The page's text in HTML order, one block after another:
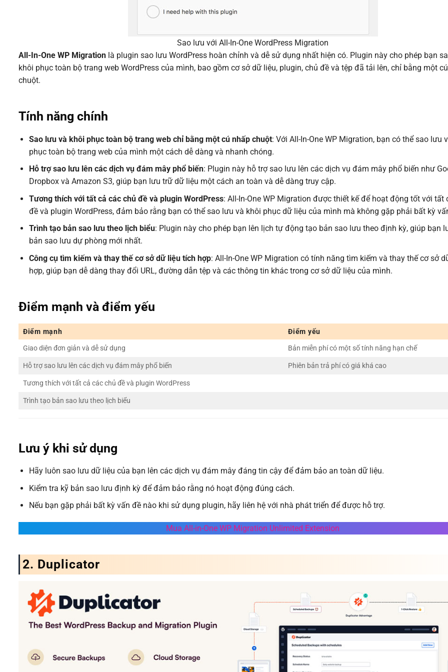
Sao lưu với All-In-One WordPress Migration
All-In-One WP Migration là plugin sao lưu WordPress hoàn chỉnh và dễ sử dụng nhất hiện có. Plugin này cho phép bạn
khôi phục toàn bộ trang web WordPress của mình, bao gồm cơ sở dữ liệu, plugin, chủ đề và tệp đã tải lên, chỉ bằng một
chuột.
Tính năng chính
Sao lưu và khôi phục toàn bộ trang web chỉ bằng một cú nhấp chuột: Với All-In-One WP Migration, bạn có thể sao lưu
phục toàn bộ trang web của mình một cách dễ dàng và nhanh chóng.
Hỗ trợ sao lưu lên các dịch vụ đám mây phổ biến: Plugin này hỗ trợ sao lưu lên các dịch vụ đám mây phổ biến như
Dropbox và Amazon S3, giúp bạn lưu trữ dữ liệu một cách an toàn và dễ dàng truy cập.
Tương thích với tất cả các chủ đề và plugin WordPress: All-In-One WP Migration được thiết kế để hoạt động tốt với tất
đề và plugin WordPress, đảm bảo rằng bạn có thể sao lưu và khôi phục dữ liệu của mình mà không gặp phải bất kỳ
Trình tạo bản sao lưu theo lịch biểu: Plugin này cho phép bạn lên lịch tự động tạo bản sao lưu theo định kỳ, giúp bạn
bản sao lưu dự phòng mới nhất.
Công cụ tìm kiếm và thay thế cơ sở dữ liệu tích hợp: All-In-One WP Migration có tính năng tìm kiếm và thay thế cơ sở
hợp, giúp bạn dễ dàng thay đổi URL, đường dẫn tệp và các thông tin khác trong cơ sở dữ liệu của mình.
Điểm mạnh và điểm yếu
Điểm mạnh
Điểm yếu
Giao diện đơn giản và dễ sử dụng
Bản miễn phí có một số tính năng hạn chế
Hỗ trợ sao lưu lên các dịch vụ đám mây phổ biến Phiên bản trả phí có giá khá cao
Tương thích với tất cả các chủ đề và plugin WordPress
Trình tạo bản sao lưu theo lịch biểu
Lưu ý khi sử dụng
Hãy luôn sao lưu dữ liệu của bạn lên các dịch vụ đám mây đáng tin cậy để đảm bảo an toàn dữ liệu.
Kiểm tra kỹ bản sao lưu định kỳ để đảm bảo rằng nó hoạt động đúng cách.
Nếu bạn gặp phải bất kỳ vấn đề nào khi sử dụng plugin, hãy liên hệ với nhà phát triển để được hỗ trợ.
Mua All-in-One WP Migration Unlimited Extension
2. Duplicator